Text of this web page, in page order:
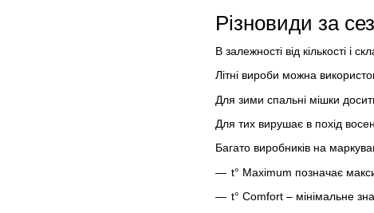
Різновиди за
В залежності від кількості і
Літні вироби можна
Для зими спальні мішки
Для тих вирушає в похід
Багато виробників на
t° Maximum позначає
t° Comfort – мінімальне